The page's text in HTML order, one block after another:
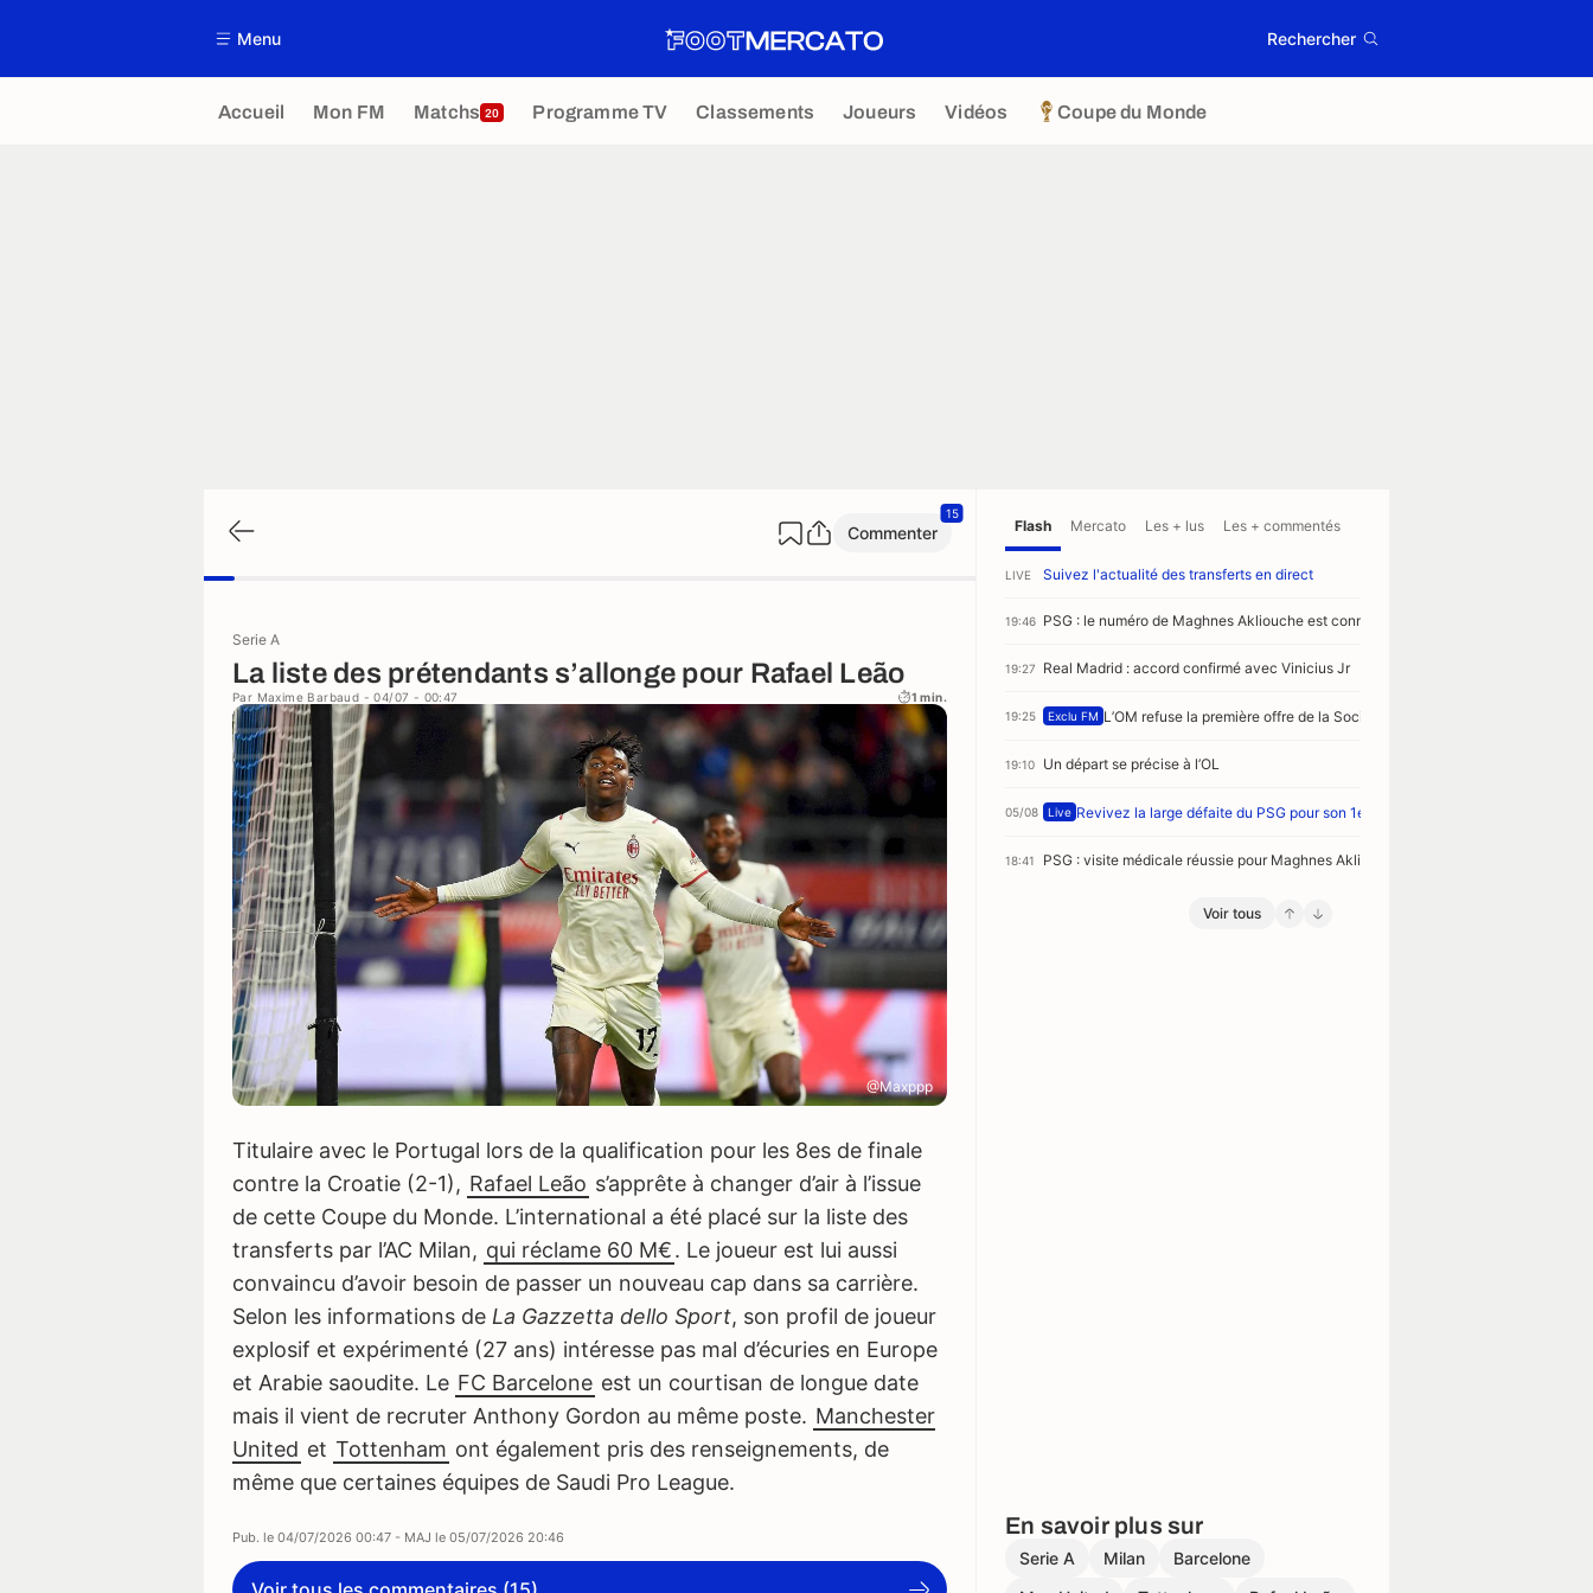
Menu Rechercher
Accueil Mon FM Matchs 20 Programme TV Classements Joueurs Vidéos Coupe du Monde
Commenter
15
Serie A
La liste des prétendants s’allonge pour Rafael Leão
Par Maxime Barbaud - 04/07 - 00:47 1 min.
@Maxppp
Titulaire avec le Portugal lors de la qualification pour les 8es de finale
contre la Croatie (2-1), Rafael Leão s’apprête à changer d’air à l’issue
de cette Coupe du Monde. L’international a été placé sur la liste des
transferts par l’AC Milan, qui réclame 60 M€. Le joueur est lui aussi
convaincu d’avoir besoin de passer un nouveau cap dans sa carrière.
Selon les informations de La Gazzetta dello Sport, son profil de joueur
explosif et expérimenté (27 ans) intéresse pas mal d’écuries en Europe
et Arabie saoudite. Le FC Barcelone est un courtisan de longue date
mais il vient de recruter Anthony Gordon au même poste. Manchester
United et Tottenham ont également pris des renseignements, de
même que certaines équipes de Saudi Pro League.
Pub. le 04/07/2026 00:47 - MAJ le 05/07/2026 20:46
Flash Mercato Les + lus Les + commentés
LIVE Suivez l'actualité des transferts en direct
19:46 PSG : le numéro de Maghnes Akliouche est connu
19:27 Real Madrid : accord confirmé avec Vinicius Jr
19:25 Exclu FM L’OM refuse la première offre de la Sociedad pour Nayef Aguerd !
19:10 Un départ se précise à l’OL
05/08 Live Revivez la large défaite du PSG pour son 1er match de préparation face à
18:41 PSG : visite médicale réussie pour Maghnes Akliouche
Voir tous
En savoir plus sur
Serie A Milan
Barcelone